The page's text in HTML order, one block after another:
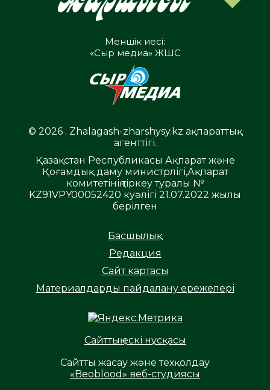
Меншік иесі:
«Сыр медиа» ЖШС
© 2026 . Zhalagash-zharshysy.kz ақпараттық
агенттігі.
Қазақстан Республикасы Ақпарат және
Қоғамдық даму министрлігі,Ақпарат
комитетінің тіркеу туралы №
KZ91VPY00052420 куәлігі 21.07.2022 жылы
берілген
Басшылық
Редакция
Сайт картасы
Материалдарды пайдалану ережелері
Сайттың ескі нұсқасы
Сайтты жасау және техқолдау
«Beoblood» веб-студиясы